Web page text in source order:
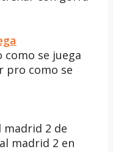
como se juega
pro como se
madrid 2 de
madrid 2 en